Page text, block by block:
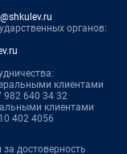
органов:
клиентами
982 640 34 32
клиентами
402 4056
за достоверность